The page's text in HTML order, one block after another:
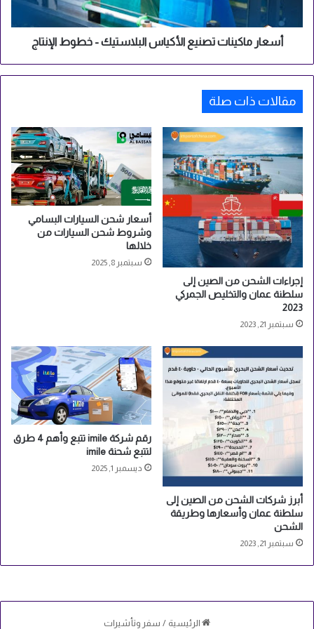
س
ت
م
ن
ا
ل
ي
ن
ي
ص
ن
ي
ع
ا
أ
ك
ي
س
ل
ب
ل
ا
ك
ط
ا
إ
ن
ت
ا
أسعار ماكينات تصنيع الأكياس البلاستيك - خطوط الإنتاج
مقالات ذات صلة
إجراءات الشحن من الصين إلى
سلطنة عمان والتخليص الجمركي
2023
سبتمبر 21, 2023
أسعار شحن السيارات البسامي
وشروط شحن السيارات من
خلالها
سبتمبر 8, 2025
أبرز شركات الشحن من الصين إلى
سلطنة عمان وأسعارها وطريقة
الشحن
سبتمبر 21, 2023
رقم شركة imile تتبع وأهم 4 طرق
لتتبع شحنة imile
ديسمبر 1, 2025